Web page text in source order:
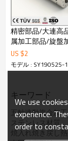
○引渡し条件
○支払い条件:T/
○決済可能な通
○その他の条件:
有 、サンプル提
○タイプ: 製品販
○生産地: 中国
○資格証書:
精密部品/大連高
属加工部品/旋盤
たSUS304精密部
面処理精密部品
US $2
モデル : SY190525-1
キーワード
五軸連動複合加
ステンレス材質
焼入れ焼き戻し
We use
experience.
order to